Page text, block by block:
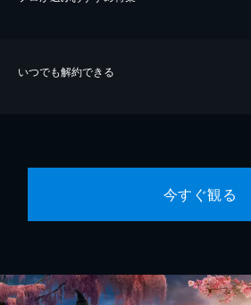
いつでも解約できる
今すぐ観る